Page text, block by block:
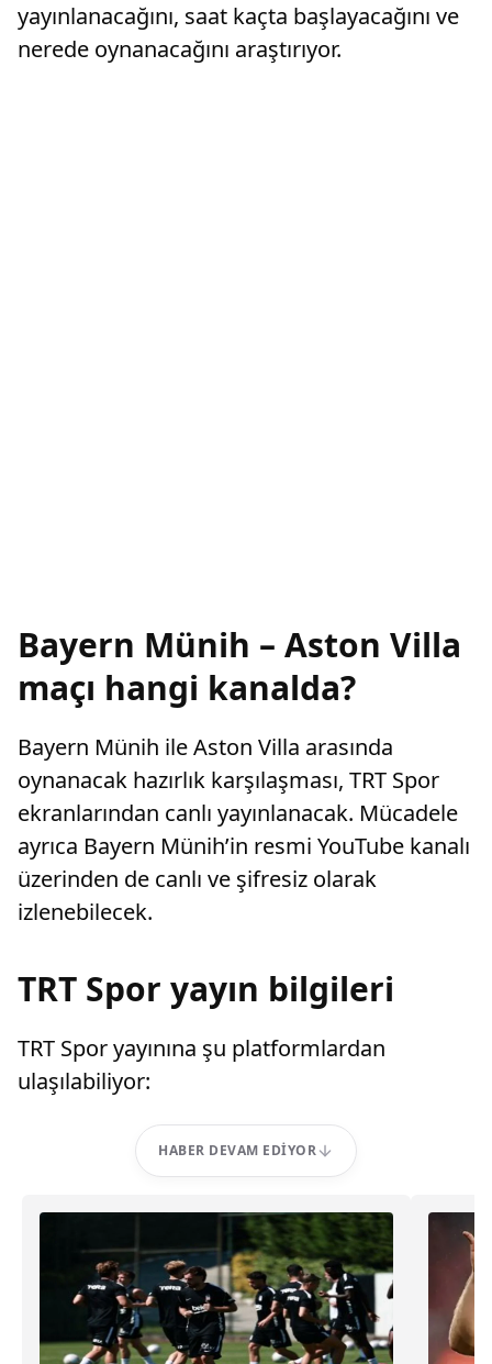
yayınlanacağını, saat kaçta başlayacağını ve
nerede oynanacağını araştırıyor.
Bayern Münih – Aston Villa
maçı hangi kanalda?
Bayern Münih ile Aston Villa arasında
oynanacak hazırlık karşılaşması, TRT Spor
ekranlarından canlı yayınlanacak. Mücadele
ayrıca Bayern Münih’in resmi YouTube kanalı
üzerinden de canlı ve şifresiz olarak
izlenebilecek.
TRT Spor yayın bilgileri
TRT Spor yayınına şu platformlardan
ulaşılabiliyor:
HABER DEVAM EDIYOR